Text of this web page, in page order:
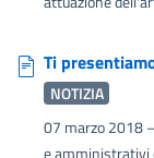
Ti
NOTIZIA
07 marzo 2018
e amministrativi